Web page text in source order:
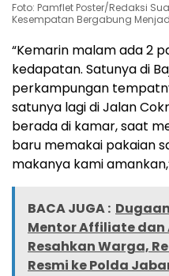
Foto: Pamflet Poster/Redaksi
Kesempatan Bergabung
“Kemarin malam ada 2
kedapatan. Satunya di
perkampungan
satunya lagi di Jalan
berada di kamar, saat
baru memakai pakaian
makanya kami
BACA JUGA :
Mentor Affiliate dan
Resahkan Warga,
Resmi ke Polda